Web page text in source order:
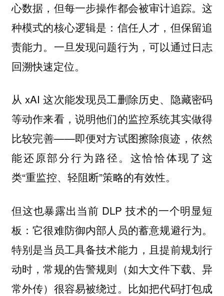
心数据，但每一步操作都会被审计追踪。这
种模式的核心逻辑是：信任人才，但保留追
责能力。一旦发现问题行为，可以通过日志
回溯快速定位。
从 xAI 这次能发现员工删除历史、隐藏密码
等动作来看，说明他们的监控系统其实做得
比较完善——即便对方试图擦除痕迹，依然
能还原部分行为路径。这恰恰体现了这
类“重监控、轻阻断”策略的有效性。
但这也暴露出当前 DLP 技术的一个明显短
板：它很难防御内部人员的蓄意规避行为。
特别是当员工具备技术能力，且提前规划行
动时，常规的告警规则（如大文件下载、异
常外传）很容易被绕过。比如把代码打包成